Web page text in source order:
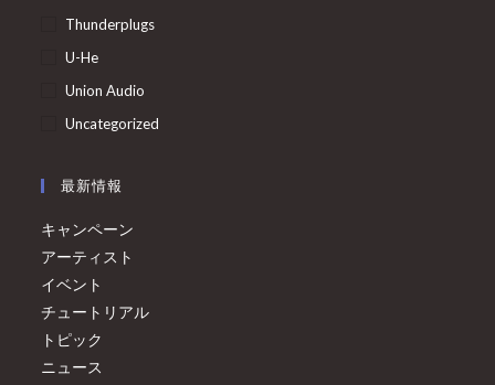
Thunderplugs
U-He
Union Audio
Uncategorized
最新情報
キャンペーン
アーティスト
イベント
チュートリアル
トピック
ニュース